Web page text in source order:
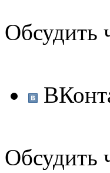
Обсудить
Обсудить